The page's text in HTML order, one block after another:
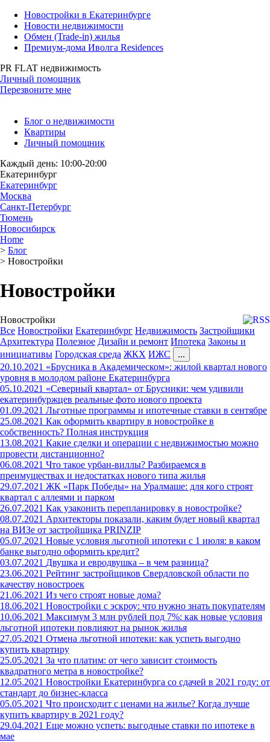
Новостройки в Екатеринбурге
Новости недвижимости
Обмен (Trade-in) жилья
Премиум-дома Иволга Residences
PR FLAT недвижимость
Личный помощник
Перезвоните мне
Блог о недвижимости
Квартиры
Личный помощник
Каждый день: 10:00-20:00
Екатеринбург
Екатеринбург
Москва
Санкт-Петербург
Тюмень
Новосибирск
Home
> Блог
> Новостройки
Новостройки
Новостройки
Все Новостройки Екатеринбург Недвижимость Застройщики
Архитектура Полезное Дизайн и ремонт Ипотека Законы и
инициативы Городская среда ЖКХ ИЖС
...
20.10.2021 «Брусника в Академическом»: жилой квартал нового
уровня в молодом районе Екатеринбурга
05.10.2021 «Северный квартал» от Брусники: чем удивили
екатеринбуржцев реальные фото нового проекта
01.09.2021 Льготные программы и ипотечные ставки в сентябре
25.08.2021 Как оформить квартиру в новостройке в
собственность? Полная инструкция
13.08.2021 Какие сделки и операции с недвижимостью можно
провести дистанционно?
06.08.2021 Что такое урбан-виллы? Разбираемся в
преимуществах и недостатках нового типа жилья
29.07.2021 ЖК «Парк Победы» на Уралмаше: для кого строят
квартал с аллеями и парком
26.07.2021 Как узаконить перепланировку в новостройке?
08.07.2021 Архитекторы показали, каким будет новый квартал
на ВИЗе от застройщика PRINZIP
05.07.2021 Новые условия льготной ипотеки с 1 июля: в каком
банке выгодно оформить кредит?
03.07.2021 Двушка и евродвушка – в чем разница?
23.06.2021 Рейтинг застройщиков Свердловской области по
качеству новостроек
21.06.2021 Из чего строят новые дома?
18.06.2021 Новостройки с эскроу: что нужно знать покупателям
10.06.2021 Максимум 3 млн рублей под 7%: как новые условия
льготной ипотеки повлияют на рынок жилья
27.05.2021 Отмена льготной ипотеки: как успеть выгодно
купить квартиру
25.05.2021 За что платим: от чего зависит стоимость
квадратного метра в новостройке?
12.05.2021 Новостройки Екатеринбурга со сдачей в 2021 году: от
стандарт до бизнес-класса
05.05.2021 Что происходит с ценами на жилье? Когда лучше
купить квартиру в 2021 году?
29.04.2021 Еще можно успеть: выгодные ставки по ипотеке в
мае